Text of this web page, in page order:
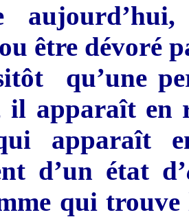
être dévoré
qu’une
il apparaît en
apparaît
d’un état d’
qui